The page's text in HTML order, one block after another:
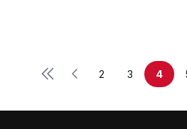
First Previous
2 3 4